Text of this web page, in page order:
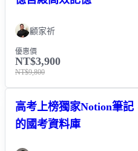
顧家祈
優惠價
NT$3,900
NT$9,800
高考上榜獨家Notion筆記
的國考資料庫